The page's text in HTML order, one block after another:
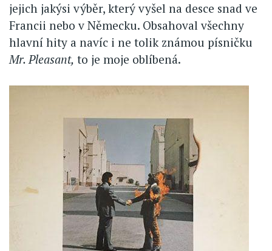
jejich jakýsi výběr, který vyšel na desce snad ve
Francii nebo v Německu. Obsahoval všechny
hlavní hity a navíc i ne tolik známou písničku
Mr. Pleasant, to je moje oblíbená.